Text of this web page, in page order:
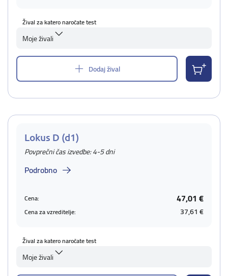
Žival za katero naročate test
Moje živali
Dodaj žival
Lokus D (d1)
Povprečni čas izvedbe: 4-5 dni
Podrobno
Cena: 47,01 €
Cena za vzreditelje: 37,61 €
Žival za katero naročate test
Moje živali